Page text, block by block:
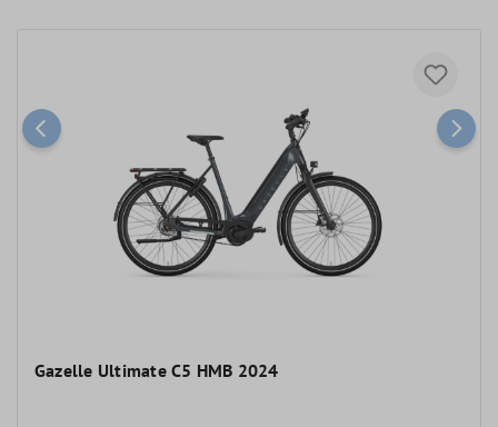
Gazelle Ultimate C5 HMB 2024